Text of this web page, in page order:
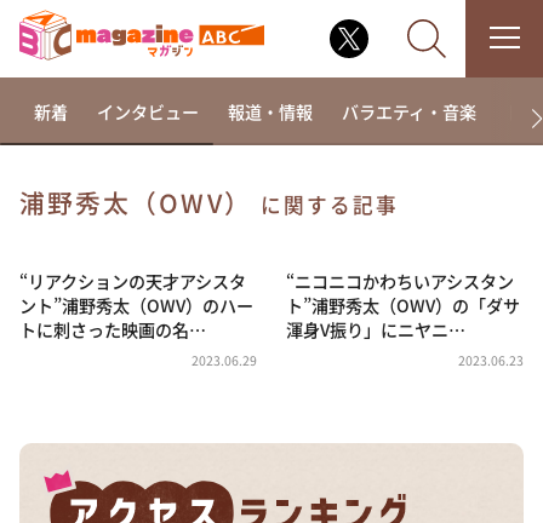
相席食堂
これ余談なんですけど・・・
～人生密着トークバラエティ！～ やすとものいたっ
河合＆A.B.C-Z塚田×福井アナ「なんでやねん！？」
（news おかえり）
新着 インタビュー 報道・情報 バラエティ・音楽 ド
浦野秀太（OWV） に関する記事
“リアクションの天才アシスタ
ント”浦野秀太（OWV）のハー
トに刺さった映画の名…
2023.06.29
“ニコニコかわちいアシスタン
ト”浦野秀太（OWV）の「ダサ
渾身V振り」にニヤニ…
2023.06.23